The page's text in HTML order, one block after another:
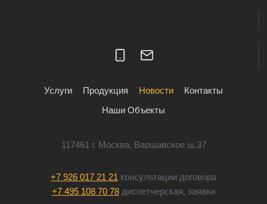
Услуги Продукция Новости
Контакты
Наши Объекты
117461 г. Москва, Варшавское ш.37
+7 926 017 21 21 консультации договора
+7 495 108 70 78 диспетчерская, заявки